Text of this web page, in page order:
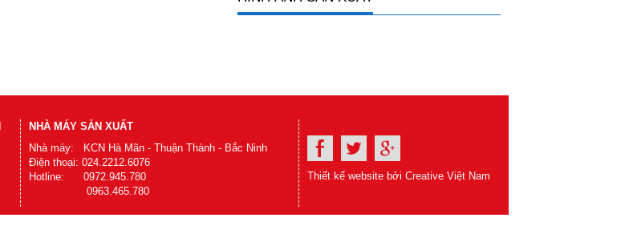
NHÀ MÁY SẢN XUẤT
Nhà máy: KCN Hà Mãn - Thuận Thành - Bắc Ninh
Điện thoại: 024.2212.6076
Hotline: 0972.945.780
0963.465.780
Thiết kế website bởi Creative Việt Nam